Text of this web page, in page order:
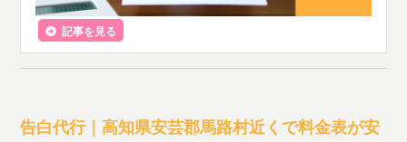
記事を見る
告白代行｜高知県安芸郡馬路村近くで料金表が安